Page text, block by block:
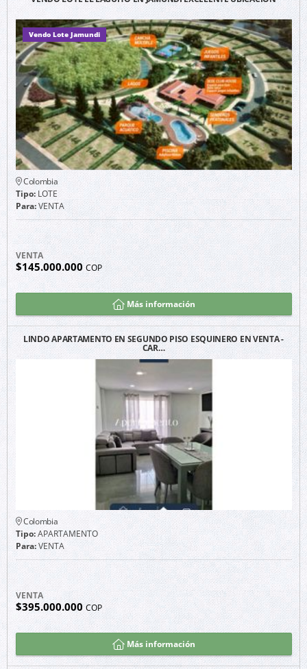
Vendo Lote Jamundi
Colombia
Tipo:LOTE
Para:VENTA
VENTA
$145.000.000COP
Más información
LINDO APARTAMENTO EN SEGUNDO PISO ESQUINERO EN VENTA -
CAR…
Colombia
Tipo:APARTAMENTO
Para:VENTA
VENTA
$395.000.000COP
Más información